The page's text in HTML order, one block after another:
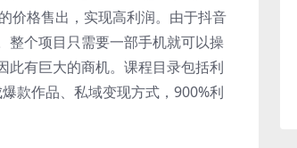
价格售出，实现高利润。由于抖音
整个项目只需要一部手机就可以操
此有巨大的商机。课程目录包括利
款作品、私域变现方式，900%利